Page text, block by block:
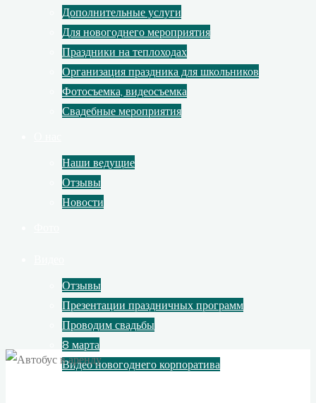
Дополнительные услуги
Для новогоднего мероприятия
Праздники на теплоходах
Организация праздника для школьников
Фотосъемка, видеосъемка
Свадебные мероприятия
Наши ведущие
Отзывы
Новости
Отзывы
Презентации праздничных программ
Проводим свадьбы
8 марта
Видео новогоднего корпоратива